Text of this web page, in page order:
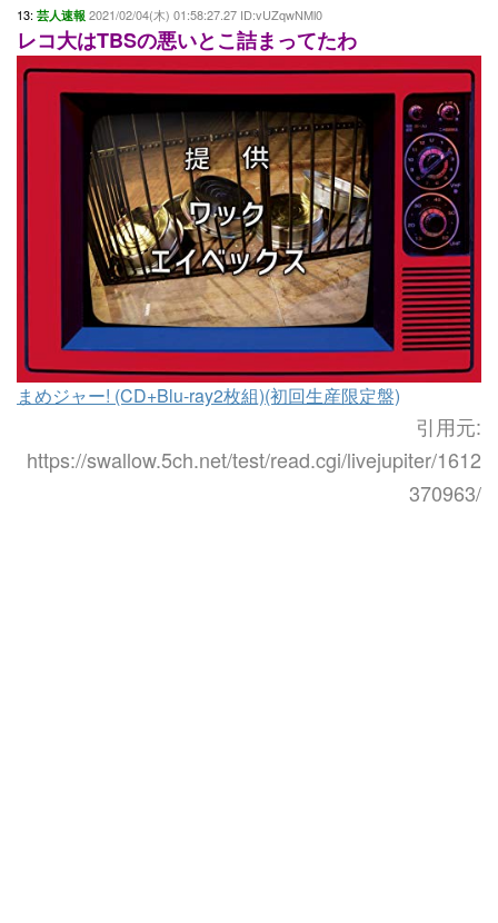
13: 芸人速報 2021/02/04(木) 01:58:27.27 ID:vUZqwNMl0
レコ大はTBSの悪いとこ詰まってたわ
まめジャー! (CD+Blu-ray2枚組)(初回生産限定盤)
引用元:
https://swallow.5ch.net/test/read.cgi/livejupiter/1612
370963/